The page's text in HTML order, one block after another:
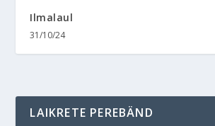
Ilmalaul
31/10/24
LAIKRETE PEREBÄND